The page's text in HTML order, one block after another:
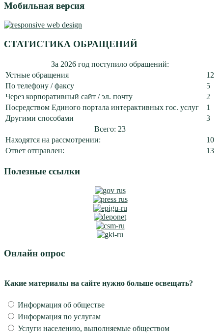
Мобильная версия
СТАТИСТИКА ОБРАЩЕНИЙ
За 2026 год поступило обращений:
Устные обращения
12
По телефону / факсу
5
Через корпоративный сайт / эл. почту
2
Посредством Единого портала интерактивных гос. услуг
1
Другими способами
3
Всего: 23
Находятся на рассмотрении:
10
Ответ отправлен:
13
Полезные ссылки
Онлайн опрос
Какие материалы на сайте нужно больше освещать?
Информация об обществе
Информация по услугам
Услуги населению, выполняемые обществом